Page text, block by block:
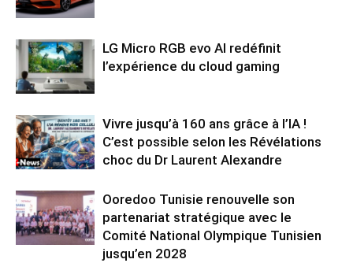
LG Micro RGB evo AI redéfinit
l’expérience du cloud gaming
Vivre jusqu’à 160 ans grâce à l’IA !
C’est possible selon les Révélations
choc du Dr Laurent Alexandre
Ooredoo Tunisie renouvelle son
partenariat stratégique avec le
Comité National Olympique Tunisien
jusqu’en 2028